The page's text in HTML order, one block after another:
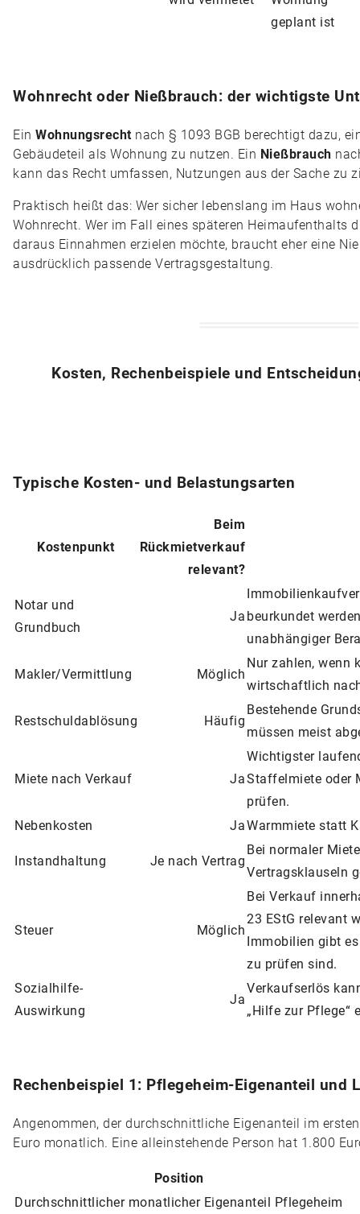
geplant ist
Wohnrecht oder Nießbrauch: der wichtigste
Ein Wohnungsrecht nach § 1093 BGB berechtigt dazu,
Gebäudeteil als Wohnung zu nutzen. Ein Nießbrauch
kann das Recht umfassen, Nutzungen aus der Sache zu
Praktisch heißt das: Wer sicher lebenslang im Haus
Wohnrecht. Wer im Fall eines späteren Heimaufenthalts
daraus Einnahmen erzielen möchte, braucht eher eine
ausdrücklich passende Vertragsgestaltung.
Kosten, Rechenbeispiele und
Typische Kosten- und Belastungsarten
Kostenpunkt
Beim
Rückmietverkauf
relevant?
Notar und
Grundbuch
Ja beurkundet
unabhängiger
Makler/Vermittlung Möglich
Nur zahlen, wenn
wirtschaftlich
Restschuldablösung Häufig
Bestehende
müssen meist
Miete nach Verkauf Ja
Wichtigster
Staffelmiete oder
prüfen.
Nebenkosten
JaWarmmiete statt
Instandhaltung Je nach Vertrag
Bei normaler
Vertragsklauseln
Steuer Möglich
Bei Verkauf
23 EStG relevant
Immobilien gibt
zu prüfen sind.
Sozialhilfe-
Auswirkung
Ja
Verkaufserlös
„Hilfe zur Pflege“
Rechenbeispiel 1: Pflegeheim-Eigenanteil und
Angenommen, der durchschnittliche Eigenanteil im
Euro monatlich. Eine alleinstehende Person hat 1.800
Position
Durchschnittlicher monatlicher Eigenanteil Pflegeheim